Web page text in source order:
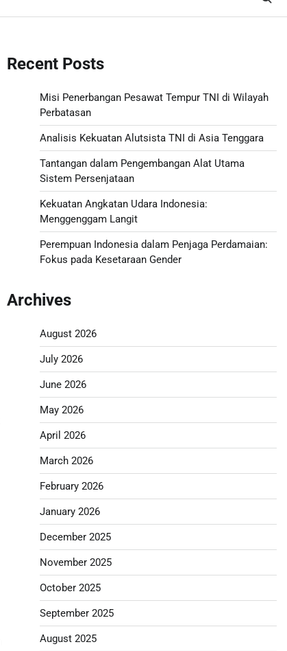
Recent Posts
Misi Penerbangan Pesawat Tempur TNI di Wilayah
Perbatasan
Analisis Kekuatan Alutsista TNI di Asia Tenggara
Tantangan dalam Pengembangan Alat Utama
Sistem Persenjataan
Kekuatan Angkatan Udara Indonesia:
Menggenggam Langit
Perempuan Indonesia dalam Penjaga Perdamaian:
Fokus pada Kesetaraan Gender
Archives
August 2026
July 2026
June 2026
May 2026
April 2026
March 2026
February 2026
January 2026
December 2025
November 2025
October 2025
September 2025
August 2025